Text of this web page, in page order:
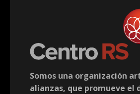
Somos una organización
alianzas, que promueve el